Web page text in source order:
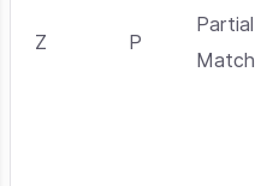
Z P
Partial
Match